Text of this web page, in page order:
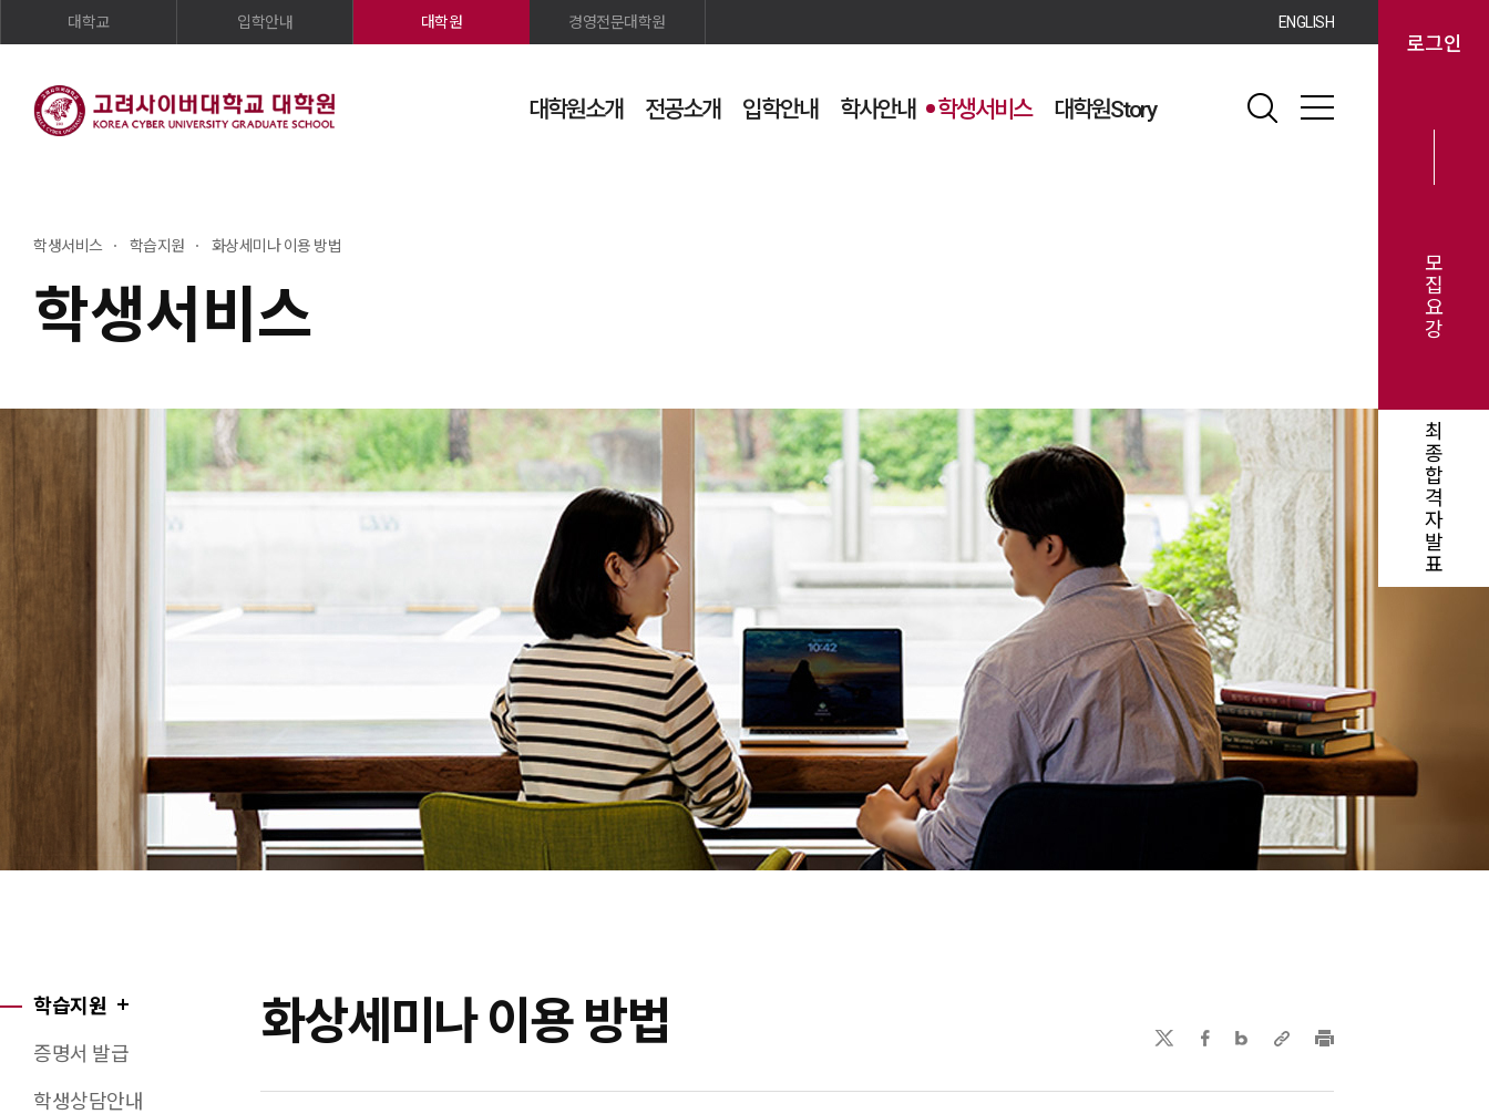
대학원소개 전공소개 입학안내 학사안내 학생서비스 대학원Story
검색 사이트맵
대학교 입학안내 대학원 경영전문대학원 ENGLISH
로그인
모
집
요
강
최
종
합
격
자
발
표
학생서비스
학생서비스 학습지원 화상세미나 이용 방법
학습지원
증명서 발급
학생상담안내
화상세미나 이용 방법
X(트위터)페이스북